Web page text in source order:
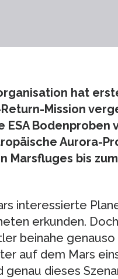
hat
Mission
ESA Bodenproben
Aurora-
Marsfluges bis
interessierte
erkunden.
beinahe
auf dem Mars
genau dieses